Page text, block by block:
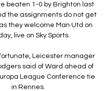
beaten 1-0 by Brighton last
the assignments do not get
they welcome Man Utd on
live on Sky Sports.
Leicester manager
said of Ward ahead of
League Conference tie
in Rennes.